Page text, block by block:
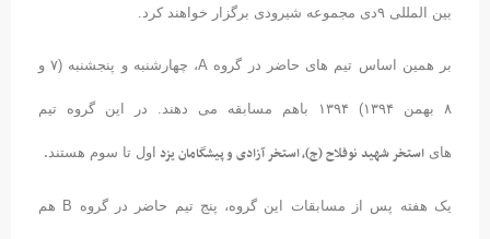
بین المللی ۹دی مجموعه شیرودی برگزار خواهند کرد.
بر همین اساس تیم های حاضر در گروه A، چهارشنبه و پنجشنبه (۷ و
۸ بهمن ۱۳۹۴) ۱۳۹۴ باهم مسابقه می دهند. در این گروه تیم
های استخر شهید نوفلاح (ج)، استخر آزادی و پیشگامان یزداول تا سوم هستند.
یک هفته پس از مسابقات این گروه، پنج تیم حاضر در گروه B هم